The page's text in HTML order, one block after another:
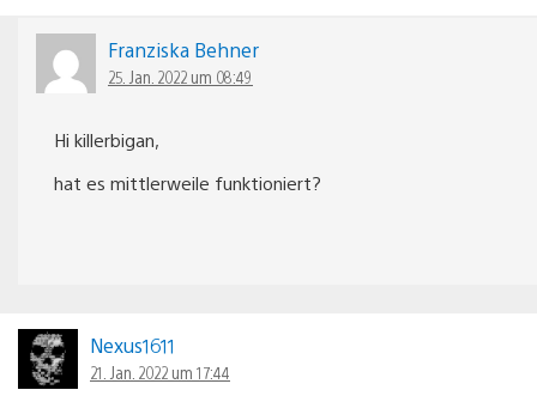
Franziska Behner
25. Jan. 2022 um 08:49
Hi killerbigan,
hat es mittlerweile funktioniert?
Nexus1611
21. Jan. 2022 um 17:44